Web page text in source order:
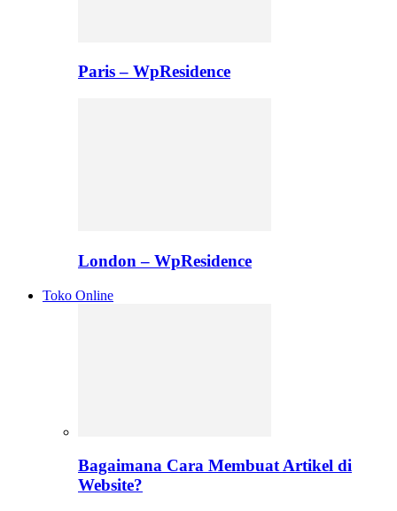
Paris – WpResidence
London – WpResidence
Toko Online
Bagaimana Cara Membuat Artikel di
Website?